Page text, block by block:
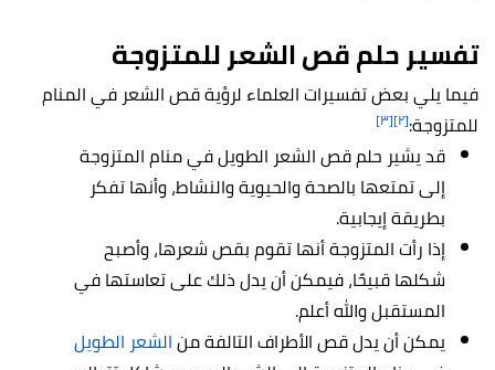
تفسير حلم قص الشعر للمتزوجة
فيما يلي بعض تفسيرات العلماء لرؤية قص الشعر في المنام
للمتزوجة:[٢] [٣]
قد يشير حلم قص الشعر الطويل في منام المتزوجة
إلى تمتعها بالصحة والحيوية والنشاط، وأنها تفكر
بطريقة إيجابية.
إذا رأت المتزوجة أنها تقوم بقص شعرها، وأصبح
شكلها قبيحًا، فيمكن أن يدل ذلك على تعاستها في
المستقبل والله أعلم.
يمكن أن يدل قص الأطراف التالفة منالشعر الطويل